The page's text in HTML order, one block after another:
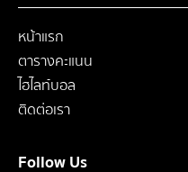
หน้าแรก
ตารางคะแนน
ไฮไลท์บอล
ติดต่อเรา
Follow Us